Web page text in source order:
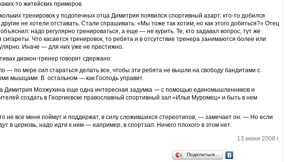
то житейских примеров.
тренировок у подопечных отца Димитрия появился спортивный азарт: кто-то добился
другие не хотели отставать. Стали спрашивать: «Мы тоже так хотим, но как этого добиться?» Отец
надо регулярно тренироваться, а еще — не курить. Те, кто задавал вопрос, тут же
сигареты. Что касается тренировок, то ребята и в отсутствие тренера занимаются более или
Иначе — для них уже не престижно.
диакон-тренер говорит сдержано:
— по мере сил стараться делать все, чтобы эти ребята не вышли на свободу бандитами с
мышцами. В остальном — как Господь управит.
Димитрия Мозжухина еще одна интересная задумка — с помощью единомышленников и
создать в Георгиевске православный спортивный зал «Илья Муромец» и быть в нем
не все меня поймут и поддержат, в силу сложившихся стереотипов, — замечает он. — Но если
в церковь, надо идти к ним — например, в спортзал. Ничего плохого в этом нет.
13 июня 2008 г.
Поделиться…